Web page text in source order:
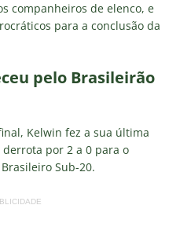
companheiros de elenco, e
para a conclusão da
pelo Brasileirão
Kelwin fez a sua última
por 2 a 0 para o
Sub-20.